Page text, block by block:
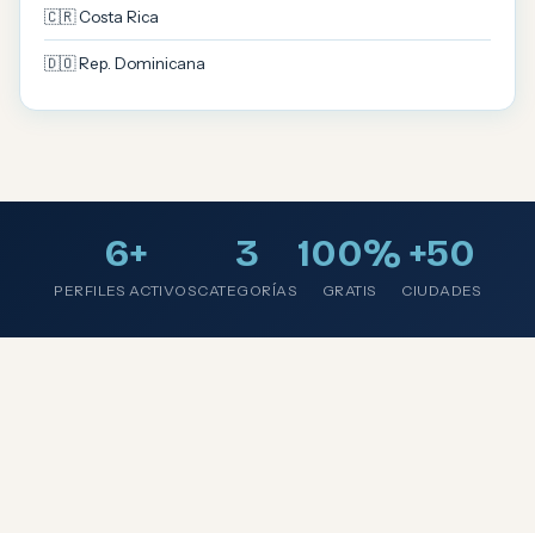
🇨🇷 Costa Rica
🇩🇴 Rep. Dominicana
6+
PERFILES ACTIVOS
3
CATEGORÍAS
100%
GRATIS
+50
CIUDADES